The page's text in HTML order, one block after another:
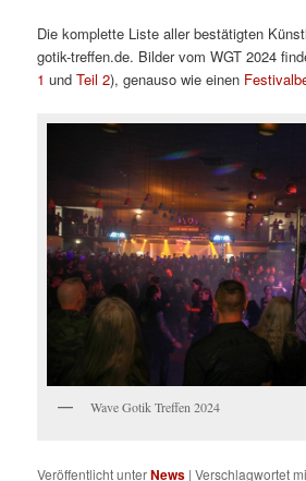
Die komplette Liste aller bestätigten
gotik-treffen.de. Bilder vom WGT 2024
1undTeil 2), genauso wie einen
Wave Gotik Treffen 2024
Veröffentlicht unterNews |Verschlagwortet